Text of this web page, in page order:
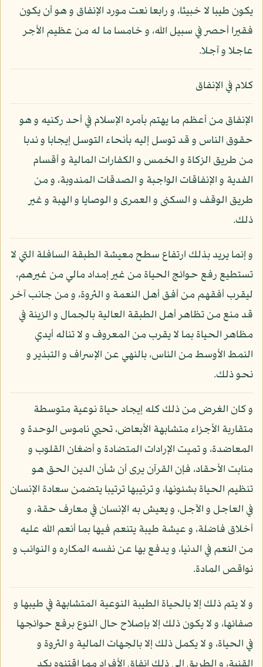
يكون طيبا لا خبيثا، و رابعا نعت مورد الإنفاق و هو أن يكون
فقيرا أحصر في سبيل الله، و خامسا ما له من عظيم الأجر
عاجلا و آجلا.
كلام في الإنفاق
الإنفاق من أعظم ما يهتم بأمره الإسلام في أحد ركنيه و هو
حقوق الناس و قد توسل إليه بأنحاء التوسل إيجابا و ندبا
من طريق الزكاة و الخمس و الكفارات المالية و أقسام
الفدية و الإنفاقات الواجبة و الصدقات المندوبة، و من
طريق الوقف و السكنى و العمرى و الوصايا و الهبة و غير
ذلك.
و إنما يريد بذلك ارتفاع سطح معيشة الطبقة السافلة التي لا
تستطيع رفع حوائج الحياة من غير إمداد مالي من غيرهم،
ليقرب أفقهم من أفق أهل النعمة و الثروة، و من جانب آخر
قد منع من تظاهر أهل الطبقة العالية بالجمال و الزينة في
مظاهر الحياة بما لا يقرب من المعروف و لا تناله أيدي
النمط الأوسط من الناس، بالنهي عن الإسراف و التبذير و
نحو ذلك.
و كان الغرض من ذلك كله إيجاد حياة نوعية متوسطة
متقاربة الأجزاء متشابهة الأبعاض، تحيي ناموس الوحدة و
المعاضدة، و تميت الإرادات المتضادة و أضغان القلوب و
منابت الأحقاد، فإن القرآن يرى أن شأن الدين الحق هو
تنظيم الحياة بشئونها، و ترتيبها ترتيبا يتضمن سعادة الإنسان
في العاجل و الآجل، و يعيش به الإنسان في معارف حقة، و
أخلاق فاضلة، و عيشة طيبة يتنعم فيها بما أنعم الله عليه
من النعم في الدنيا، و يدفع بها عن نفسه المكاره و النوائب و
نواقص المادة.
و لا يتم ذلك إلا بالحياة الطيبة النوعية المتشابهة في طيبها و
صفائها، و لا يكون ذلك إلا بإصلاح حال النوع برفع حوائجها
في الحياة، و لا يكمل ذلك إلا بالجهات المالية و الثروة و